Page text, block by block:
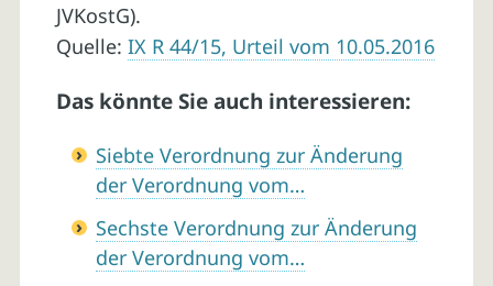
JVKostG).
Quelle: IX R 44/15, Urteil vom 10.05.2016
Das könnte Sie auch interessieren:
Siebte Verordnung zur Änderung
der Verordnung vom…
Sechste Verordnung zur Änderung
der Verordnung vom…